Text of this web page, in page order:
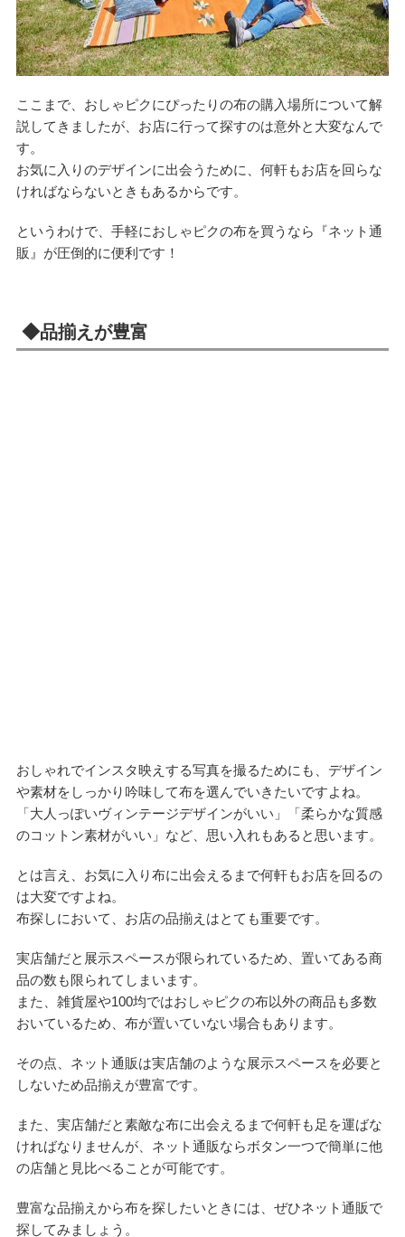
ここまで、おしゃピクにぴったりの布の購入場所について解
説してきましたが、お店に行って探すのは意外と大変なんで
す。
お気に入りのデザインに出会うために、何軒もお店を回らな
ければならないときもあるからです。
というわけで、手軽におしゃピクの布を買うなら『ネット通
販』が圧倒的に便利です！
◆品揃えが豊富
おしゃれでインスタ映えする写真を撮るためにも、デザイン
や素材をしっかり吟味して布を選んでいきたいですよね。
「大人っぽいヴィンテージデザインがいい」「柔らかな質感
のコットン素材がいい」など、思い入れもあると思います。
とは言え、お気に入り布に出会えるまで何軒もお店を回るの
は大変ですよね。
布探しにおいて、お店の品揃えはとても重要です。
実店舗だと展示スペースが限られているため、置いてある商
品の数も限られてしまいます。
また、雑貨屋や100均ではおしゃピクの布以外の商品も多数
おいているため、布が置いていない場合もあります。
その点、ネット通販は実店舗のような展示スペースを必要と
しないため品揃えが豊富です。
また、実店舗だと素敵な布に出会えるまで何軒も足を運ばな
ければなりませんが、ネット通販ならボタン一つで簡単に他
の店舗と見比べることが可能です。
豊富な品揃えから布を探したいときには、ぜひネット通販で
探してみましょう。